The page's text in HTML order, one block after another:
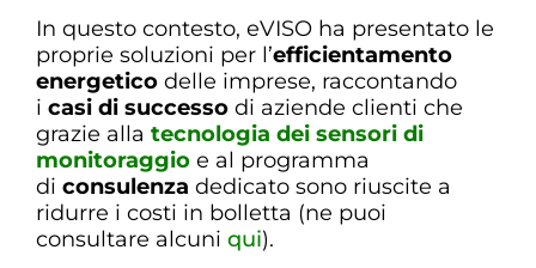
In questo contesto, eVISO ha presentato le
proprie soluzioni per l’efficientamento
energetico delle imprese, raccontando
i casi di successo di aziende clienti che
grazie alla tecnologia dei sensori di
monitoraggio e al programma
di consulenza dedicato sono riuscite a
ridurre i costi in bolletta (ne puoi
consultare alcuni qui).